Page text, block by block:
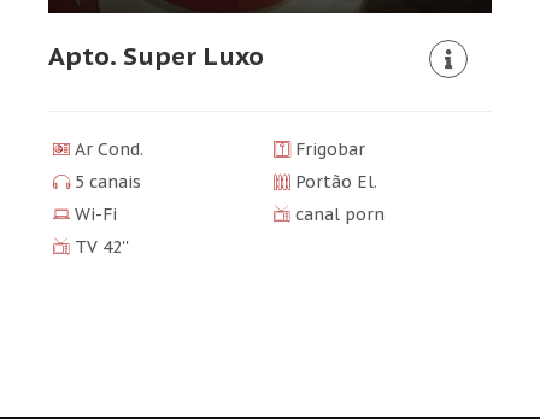
Apto. Super Luxo
Ar Cond.
Frigobar
5 canais
Portão El.
Wi-Fi
canal porn
TV 42''